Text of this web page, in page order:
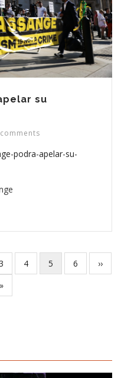
su
podra-apelar-su-
Page
4
Current
5 Page
6
Next
››